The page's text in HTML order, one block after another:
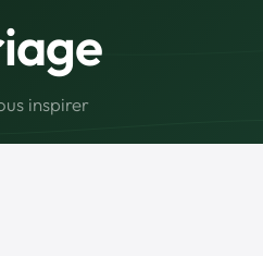
inspirer